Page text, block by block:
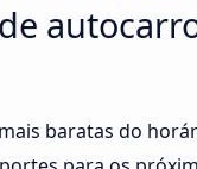
baratas do